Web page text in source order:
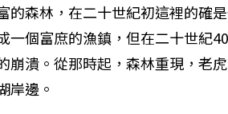
的森林，在二十世紀初這裡的確
一個富庶的漁鎮，但在二十世紀
崩潰。從那時起，森林重現，老
岸邊。